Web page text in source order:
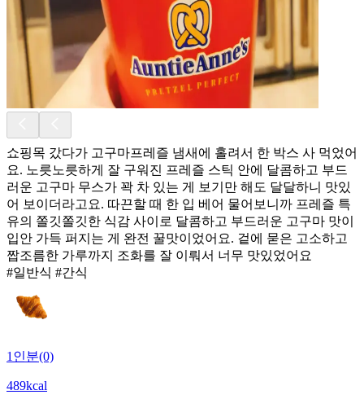
쇼핑목 갔다가 고구마프레즐 냄새에 홀려서 한 박스 사 먹었어
요. 노릇노릇하게 잘 구워진 프레즐 스틱 안에 달콤하고 부드
러운 고구마 무스가 꽉 차 있는 게 보기만 해도 달달하니 맛있
어 보이더라고요. 따끈할 때 한 입 베어 물어보니까 프레즐 특
유의 쫄깃쫄깃한 식감 사이로 달콤하고 부드러운 고구마 맛이
입안 가득 퍼지는 게 완전 꿀맛이었어요. 겉에 묻은 고소하고
짭조름한 가루까지 조화를 잘 이뤄서 너무 맛있었어요
#일반식 #간식
1인분(0)
489kcal